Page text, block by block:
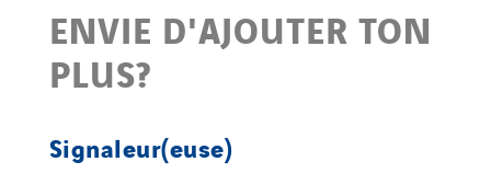
ENVIE D'AJOUTER TON
PLUS?
Signaleur(euse)